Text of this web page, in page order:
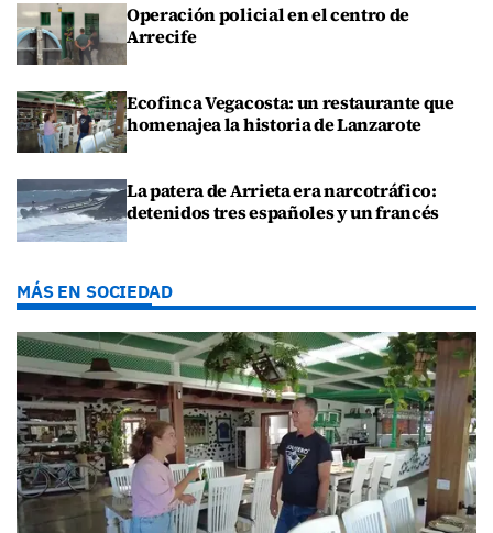
Operación policial en el centro de
Arrecife
Ecofinca Vegacosta: un restaurante que
homenajea la historia de Lanzarote
La patera de Arrieta era narcotráfico:
detenidos tres españoles y un francés
MÁS EN SOCIEDAD